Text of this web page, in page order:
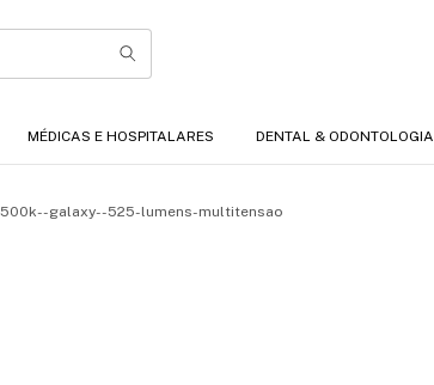
MÉDICAS E HOSPITALARES DENTAL & ODONTOLOGIA
galaxy--525-lumens-multitensao